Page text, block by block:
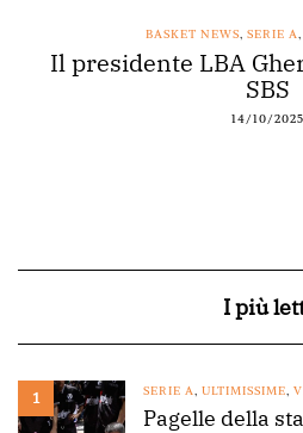
BASKET NEWS, SERIE A,
Il presidente LBA
SBS
14/10/2025
I più
1 SERIE A, ULTIMISSIME,
Pagelle della